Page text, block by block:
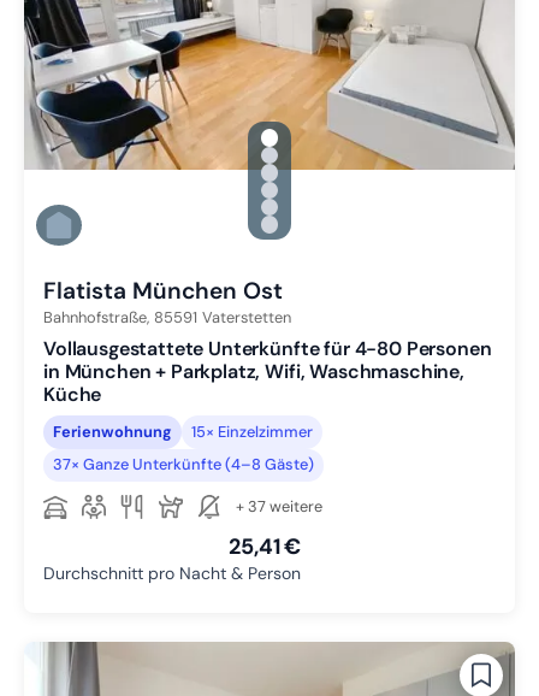
gallery.slide_selector
Zu Slide 1 wechseln
Zu Slide 2 wechseln
Zu Slide 3 wechseln
Zu Slide 4 wechseln
Zu Slide 5 wechseln
Zu Slide 6 wechseln
Flatista München Ost
Bahnhofstraße, 85591 Vaterstetten
Vollausgestattete Unterkünfte für 4-80 Personen
in München + Parkplatz, Wifi, Waschmaschine,
Küche
Ferienwohnung
15× Einzelzimmer
37× Ganze Unterkünfte (4–8 Gäste)
+ 37 weitere
25,41 €
Durchschnitt pro Nacht & Person